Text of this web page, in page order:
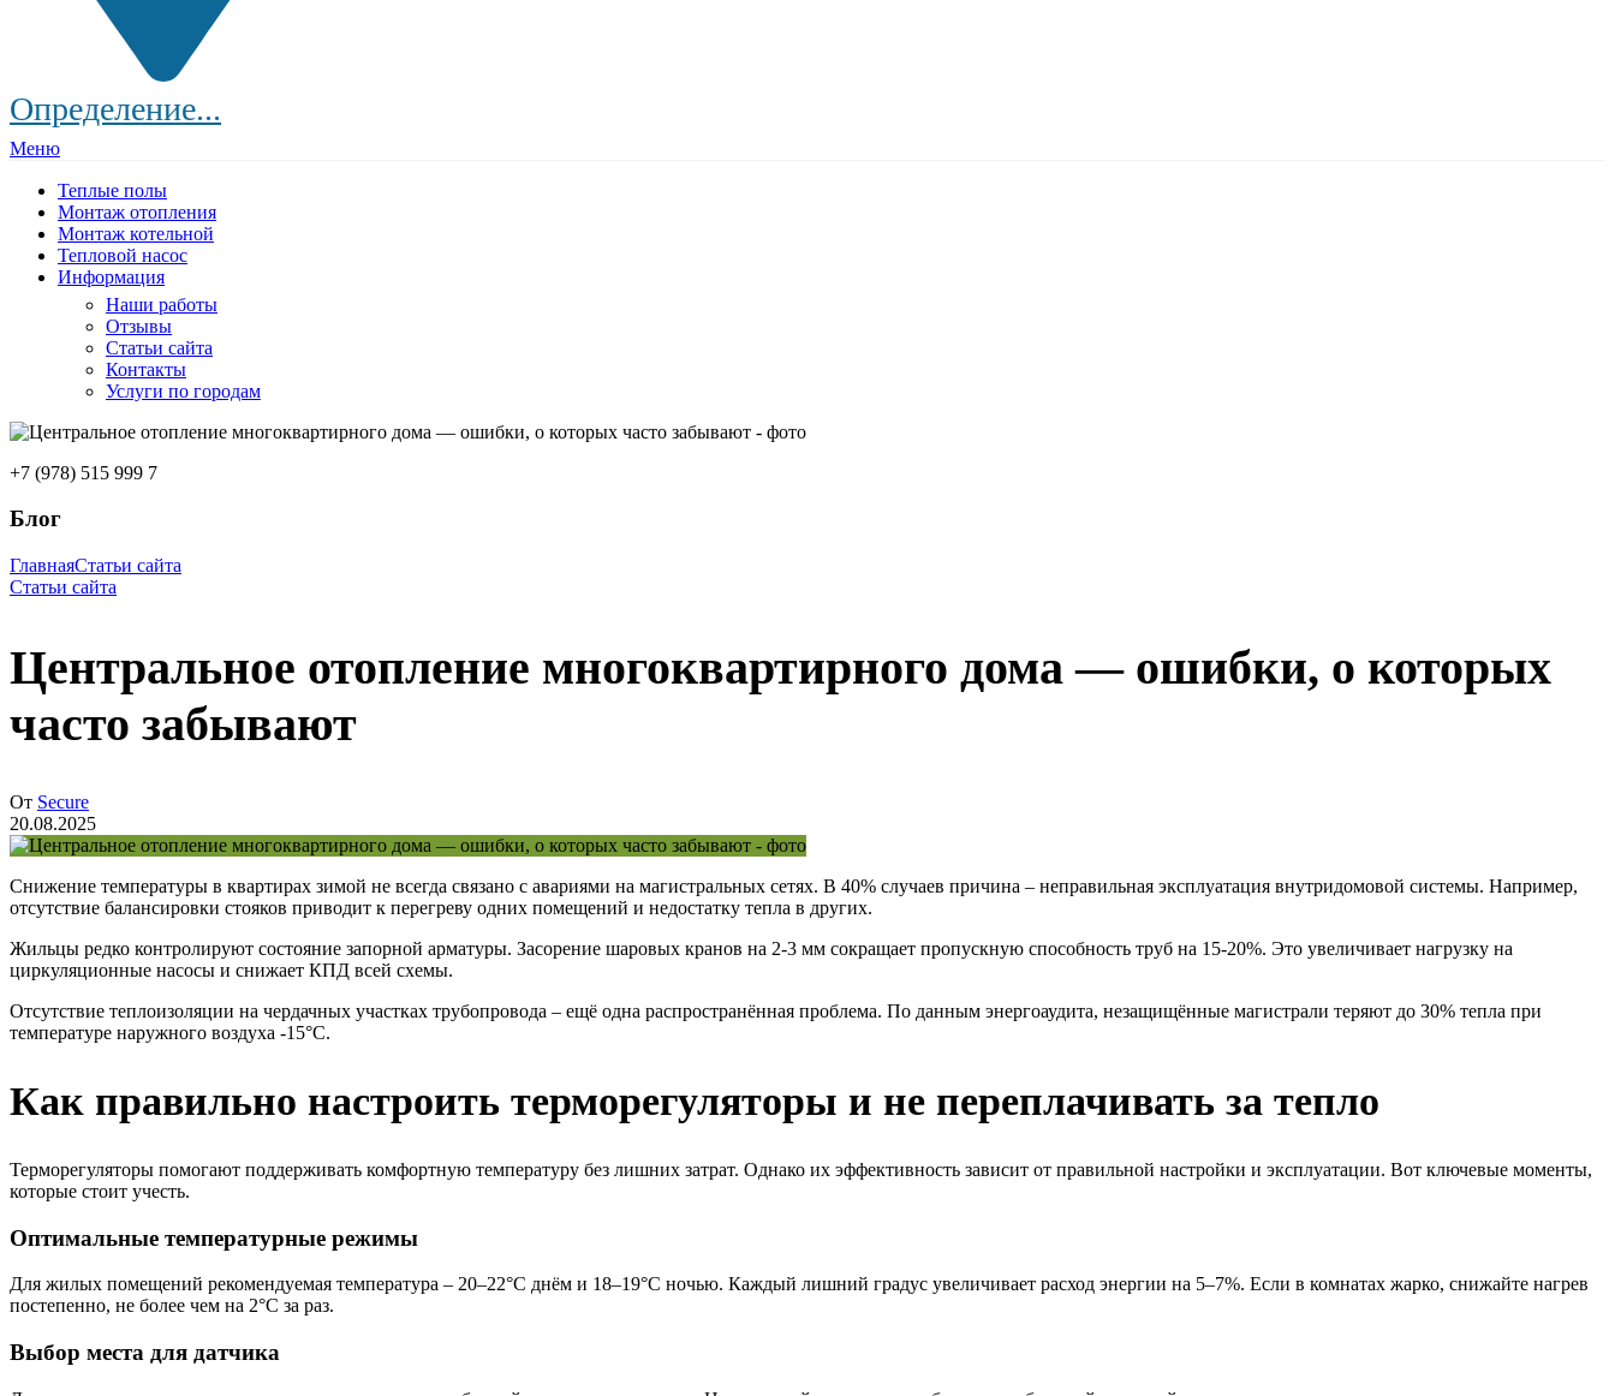
Определение...
Меню
Теплые полы
Монтаж отопления
Монтаж котельной
Тепловой насос
Информация
Наши работы
Отзывы
Статьи сайта
Контакты
Услуги по городам
+7 (978) 515 999 7
Блог
ГлавнаяСтатьи сайта
Статьи сайта
Центральное отопление многоквартирного дома — ошибки, о которых
часто забывают
От Secure
20.08.2025
Снижение температуры в квартирах зимой не всегда связано с авариями на магистральных сетях. В 40% случаев причина – неправильная эксплуатация внутридомовой системы. Например,
отсутствие балансировки стояков приводит к перегреву одних помещений и недостатку тепла в других.
Жильцы редко контролируют состояние запорной арматуры. Засорение шаровых кранов на 2-3 мм сокращает пропускную способность труб на 15-20%. Это увеличивает нагрузку на
циркуляционные насосы и снижает КПД всей схемы.
Отсутствие теплоизоляции на чердачных участках трубопровода – ещё одна распространённая проблема. По данным энергоаудита, незащищённые магистрали теряют до 30% тепла при
температуре наружного воздуха -15°C.
Как правильно настроить терморегуляторы и не переплачивать за тепло
Терморегуляторы помогают поддерживать комфортную температуру без лишних затрат. Однако их эффективность зависит от правильной настройки и эксплуатации. Вот ключевые моменты,
которые стоит учесть.
Оптимальные температурные режимы
Для жилых помещений рекомендуемая температура – 20–22°C днём и 18–19°C ночью. Каждый лишний градус увеличивает расход энергии на 5–7%. Если в комнатах жарко, снижайте нагрев
постепенно, не более чем на 2°C за раз.
Выбор места для датчика